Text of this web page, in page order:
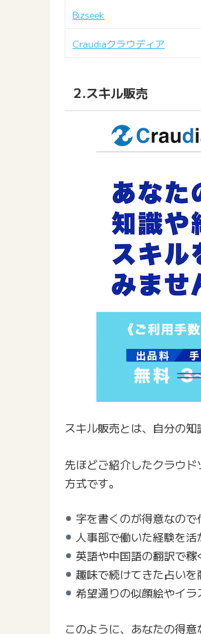
Bizseek
Craudiaクラウディア
2.スキル販売
スキル販売とは、自分の知
先ほどご紹介したクラウ
方式です。
字を書くのが得意なので
人事部で働いた経験を
英語や中国語の翻訳で稼
趣味で続けてきた占いを
希望通りの似顔絵やイラ
このように、あなたの得